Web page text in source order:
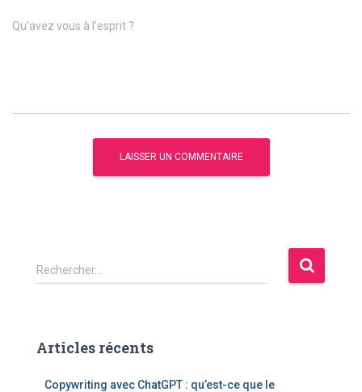
Qu’avez vous à l’esprit ?
R
e
r
Rechercher…
Articles récents
Copywriting avec ChatGPT : qu’est-ce que le